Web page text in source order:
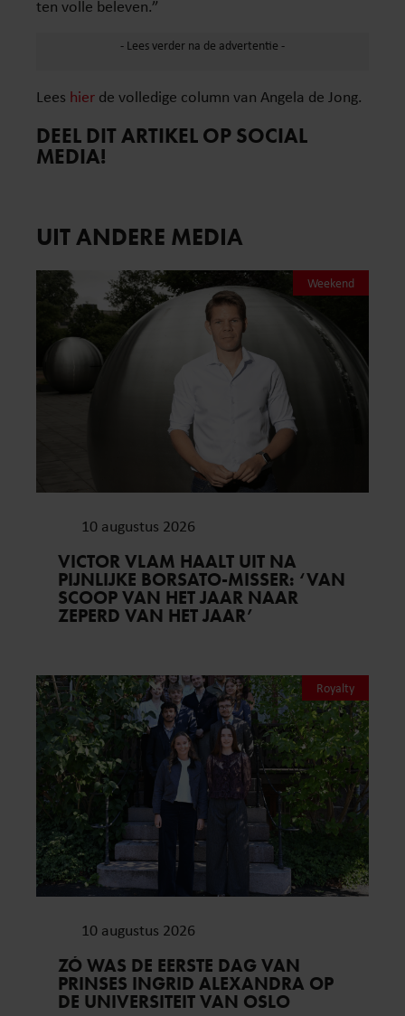
ten volle beleven.”
Lees hier de volledige column van Angela de Jong.
DEEL DIT ARTIKEL OP SOCIAL
MEDIA!
UIT ANDERE MEDIA
Weekend
10 augustus 2026
VICTOR VLAM HAALT UIT NA
PIJNLIJKE BORSATO-MISSER: ‘VAN
SCOOP VAN HET JAAR NAAR
ZEPERD VAN HET JAAR’
Royalty
10 augustus 2026
ZÓ WAS DE EERSTE DAG VAN
PRINSES INGRID ALEXANDRA OP
DE UNIVERSITEIT VAN OSLO